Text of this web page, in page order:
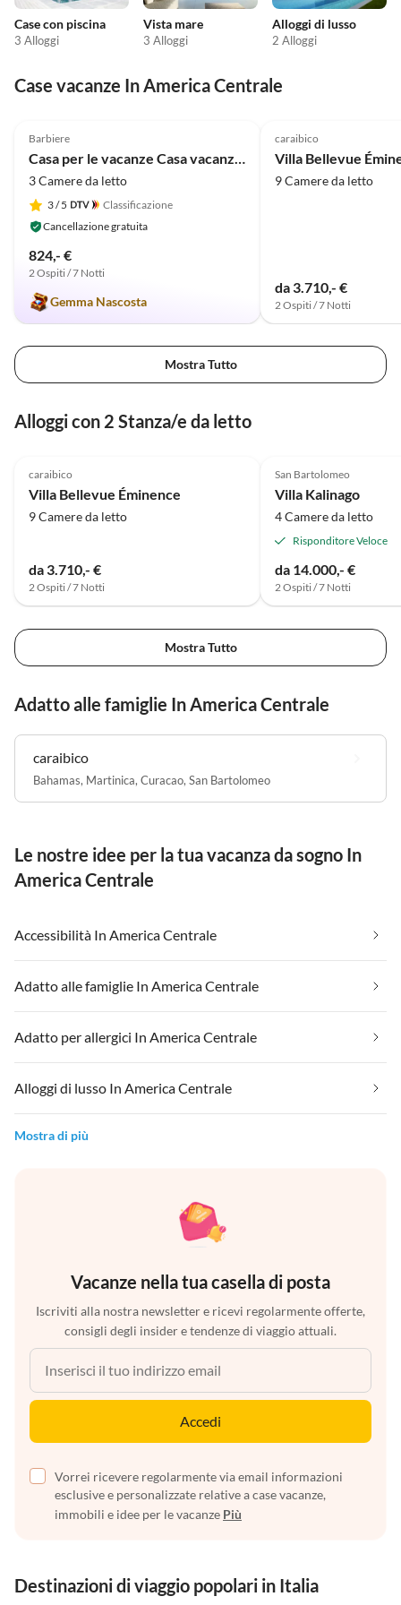
Case con piscina
3 Alloggi
Vista mare
3 Alloggi
Alloggi di lusso
2 Alloggi
Case vacanze In America Centrale
Barbiere
3 Camere da letto
3/ 5
Classificazione
Cancellazione gratuita
824,- €
2 Ospiti / 7 Notti
Gemma Nascosta
caraibico
Villa Bellevue
9 Camere da letto
da 3.710,- €
2 Ospiti / 7 Notti
Mostra Tutto
Alloggi con 2 Stanza/e da letto
caraibico
Villa Bellevue Éminence
9 Camere da letto
da 3.710,- €
2 Ospiti / 7 Notti
San Bartolomeo
Villa Kalinago
4 Camere da letto
Risponditore Veloce
da 14.000,- €
2 Ospiti / 7 Notti
Mostra Tutto
Adatto alle famiglie In America Centrale
caraibico
Bahamas, Martinica, Curacao, San Bartolomeo
Le nostre idee per la tua vacanza da sogno In
America Centrale
Accessibilità In America Centrale
Adatto alle famiglie In America Centrale
Adatto per allergici In America Centrale
Alloggi di lusso In America Centrale
Mostra di più
Vacanze nella tua casella di posta
Iscriviti alla nostra newsletter e ricevi regolarmente offerte,
consigli degli insider e tendenze di viaggio attuali.
Accedi
Vorrei ricevere regolarmente via email informazioni
esclusive e personalizzate relative a case vacanze,
immobili e idee per le vacanze Più
Destinazioni di viaggio popolari in Italia